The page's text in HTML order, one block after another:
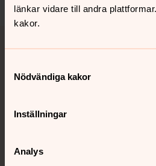
länkar vidare till andra
kakor.
Nödvändiga kakor
Inställningar
Analys